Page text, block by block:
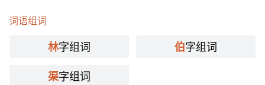
词语组词
林字组词 伯字组词
渠字组词